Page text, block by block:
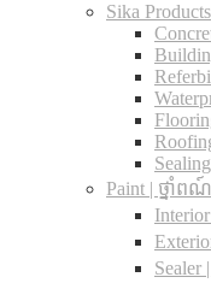
Sika Products
Paint | ថ្នាំពណ៍
Sealer